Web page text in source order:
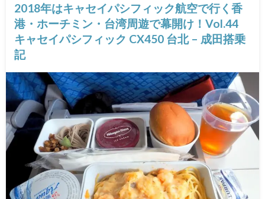
2018年はキャセイパシフィック航空で行く香
港・ホーチミン・台湾周遊で幕開け！Vol.44
キャセイパシフィック CX450 台北 – 成田搭乗
記